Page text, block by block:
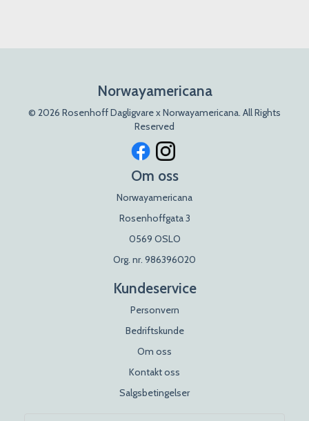
Norwayamericana
© 2026 Rosenhoff Dagligvare x Norwayamericana. All Rights
Reserved
Om oss
Norwayamericana
Rosenhoffgata 3
0569 OSLO
Org. nr. 986396020
Kundeservice
Personvern
Bedriftskunde
Om oss
Kontakt oss
Salgsbetingelser